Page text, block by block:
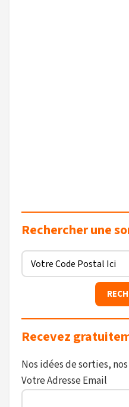
Rechercher une
Recevez
Nos idées de sorties,
Votre Adresse Email